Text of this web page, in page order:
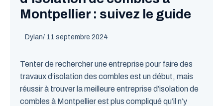
Montpellier : suivez le guide
Dylan/ 11 septembre 2024
Tenter de rechercher une entreprise pour faire des
travaux d’isolation des combles est un début, mais
réussir à trouver la meilleure entreprise d’isolation de
combles à Montpellier est plus compliqué qu’il n’y